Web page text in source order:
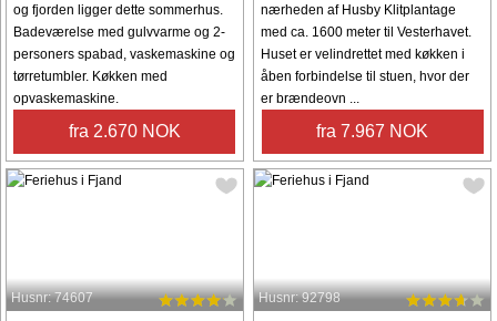
og fjorden ligger dette sommerhus.
Badeværelse med gulvvarme og 2-
personers spabad, vaskemaskine og
tørretumbler. Køkken med
opvaskemaskine.
fra 2.670 NOK
nærheden af Husby Klitplantage
med ca. 1600 meter til Vesterhavet.
Huset er velindrettet med køkken i
åben forbindelse til stuen, hvor der
er brændeovn ...
fra 7.967 NOK
Husnr: 74607 Husnr: 92798